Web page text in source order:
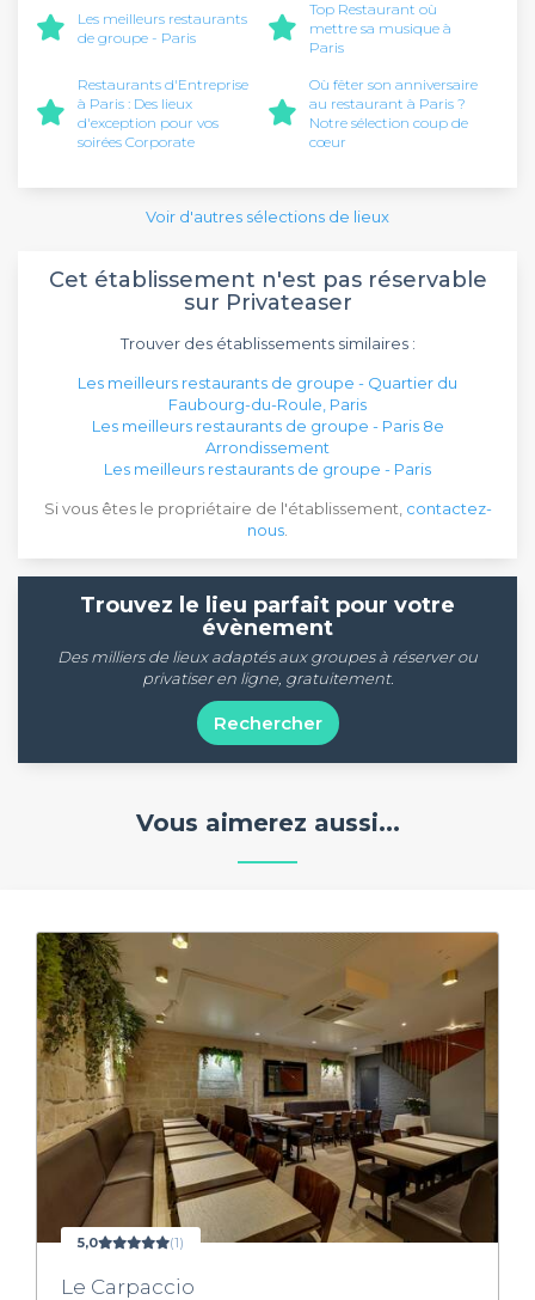
Les meilleurs restaurants
de groupe - Paris
Top Restaurant où
mettre sa musique à
Paris
Restaurants d'Entreprise
à Paris : Des lieux
d'exception pour vos
soirées Corporate
Où fêter son anniversaire
au restaurant à Paris ?
Notre sélection coup de
cœur
Voir d'autres sélections de lieux
Cet établissement n'est pas réservable
sur Privateaser
Trouver des établissements similaires :
Les meilleurs restaurants de groupe - Quartier du
Faubourg-du-Roule, Paris
Les meilleurs restaurants de groupe - Paris 8e
Arrondissement
Les meilleurs restaurants de groupe - Paris
Si vous êtes le propriétaire de l'établissement, contactez-
nous
Trouvez le lieu parfait pour votre
évènement
Des milliers de lieux adaptés aux groupes à réserver ou
privatiser en ligne, gratuitement.
Rechercher
Vous aimerez aussi...
5,0 (1)
Le Carpaccio